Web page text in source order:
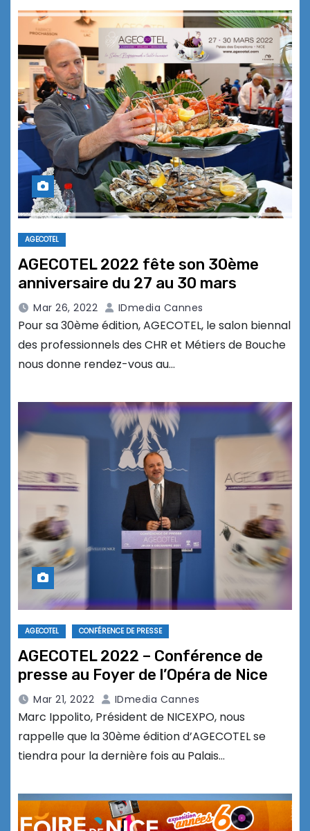
AGECOTEL
AGECOTEL 2022 fête son 30ème
anniversaire du 27 au 30 mars
Mar 26, 2022 IDmedia Cannes
Pour sa 30ème édition, AGECOTEL, le salon biennal
des professionnels des CHR et Métiers de Bouche
nous donne rendez-vous au…
AGECOTEL CONFÉRENCE DE PRESSE
AGECOTEL 2022 – Conférence de
presse au Foyer de l’Opéra de Nice
Mar 21, 2022 IDmedia Cannes
Marc Ippolito, Président de NICEXPO, nous
rappelle que la 30ème édition d’AGECOTEL se
tiendra pour la dernière fois au Palais…